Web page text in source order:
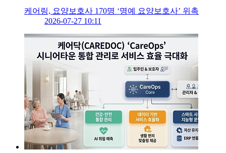
케어링, 요양보호사 170명 ‘명예 요양보호사’ 위촉
2026-07-27 10:11